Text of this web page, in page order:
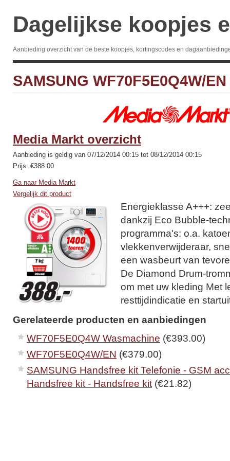
Dagelijkse koopjes
Aanbieding overzicht van de beste koopjes, kortingscodes en
SAMSUNG WF70F5E0Q4W/EN
Media Markt overzicht
Aanbieding is geldig van 07/12/2014 00:15 tot 08/12/2014 00:15
Prijs: €388.00
Ga naar Media Markt
Vergelijk dit product
Energieklasse A+++:
dankzij Eco Bubble-
programma's: o.a.
vlekkenverwijderaar,
een wasbeurt van
De Diamond Drum-
om met uw kleding Met
resttijdindicatie en
Gerelateerde producten en aanbiedingen
WF70F5E0Q4W Wasmachine (€393.00)
WF70F5E0Q4W/EN (€379.00)
SAMSUNG Handsfree kit Telefonie - GSM
Handsfree kit - Handsfree kit (€21.82)